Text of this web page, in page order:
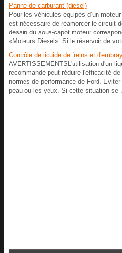
Panne de carburant (diesel)
Pour les véhicules équipés d’un
est nécessaire de réamorcer le circuit
dessin du sous-capot moteur
«Moteurs Diesel». Si le réservoir de
Contrôle de liquide de freins et
AVERTISSEMENTSL'utilisation d'un
recommandé peut réduire l'efficacité
normes de performance de Ford.
peau ou les yeux. Si cette situation se ...